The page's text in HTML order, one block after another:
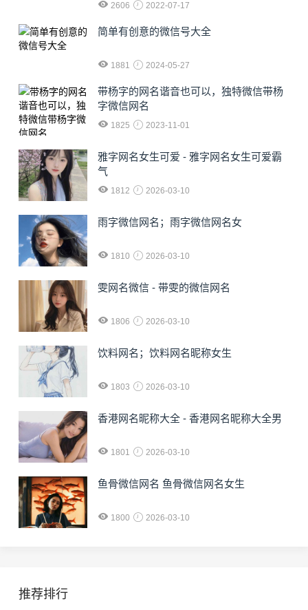
2606 2022-07-17
简单有创意的微信号大全
1881 2024-05-27
​带杨字的网名谐音也可以，独特微信带杨
字微信网名
1825 2023-11-01
雅字网名女生可爱 - 雅字网名女生可爱霸
气
1812 2026-03-10
雨字微信网名；雨字微信网名女
1810 2026-03-10
雯网名微信 - 带雯的微信网名
1806 2026-03-10
饮料网名；饮料网名昵称女生
1803 2026-03-10
香港网名昵称大全 - 香港网名昵称大全男
1801 2026-03-10
鱼骨微信网名 鱼骨微信网名女生
1800 2026-03-10
推荐排行